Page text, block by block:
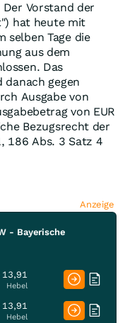
Vorstand der
hat heute mit
selben Tage die
aus dem
Das
gegen
Ausgabe von
von EUR
Bezugsrecht der
186 Abs. 3 Satz 4
Anzeige
- Bayerische
13,91
Hebel
13,91
Hebel